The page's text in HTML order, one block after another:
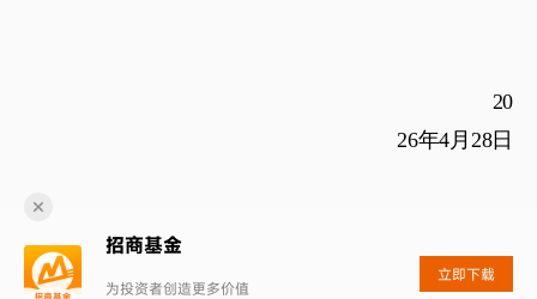
20
26年4 月 28日
招商基金
为投资者创造更多价值
立即下载